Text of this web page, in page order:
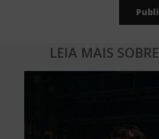
LEIA MAIS SOBRE